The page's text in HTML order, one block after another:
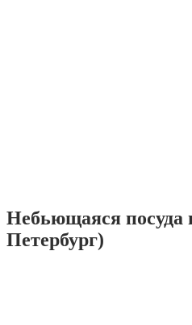
Небьющаяся посуда
Петербург)